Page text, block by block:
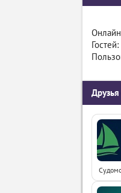
Гостей:
Друзья